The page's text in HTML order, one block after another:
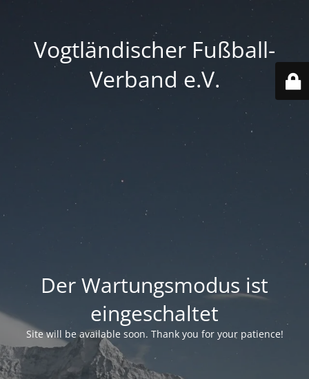
Vogtländischer Fußball-
Verband e.V.
Der Wartungsmodus ist
eingeschaltet
Site will be available soon. Thank you for your patience!